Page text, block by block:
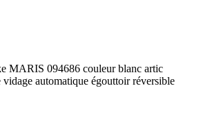
MARIS 094686 couleur blanc artic
automatique égouttoir réversible